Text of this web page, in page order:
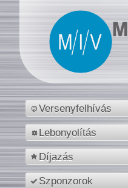
Versenyfelhívás
Lebonyolítás
Díjazás
Szponzorok